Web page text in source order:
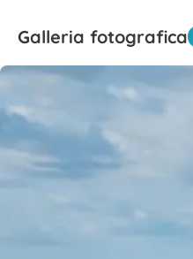
Galleria fotografica